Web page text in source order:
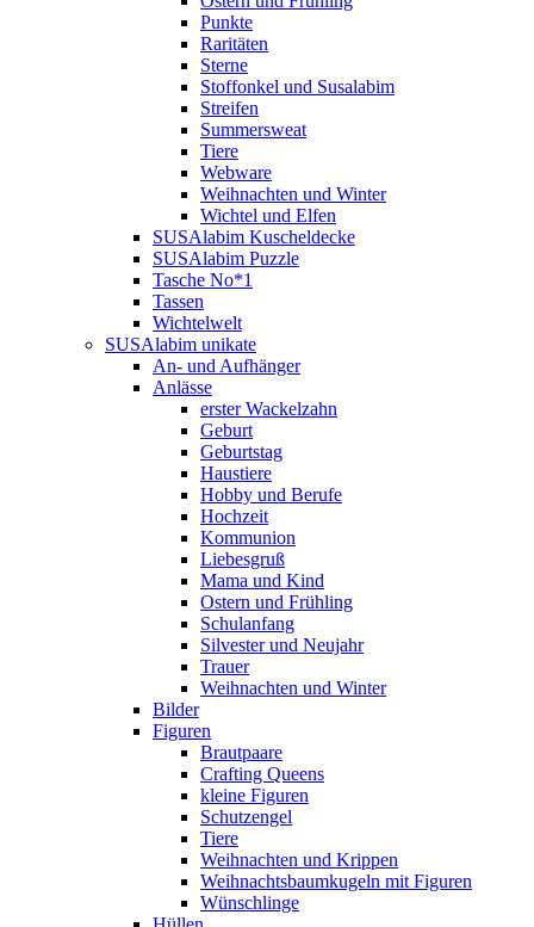
Punkte
Raritäten
Sterne
Stoffonkel und Susalabim
Streifen
Summersweat
Tiere
Webware
Weihnachten und Winter
Wichtel und Elfen
SUSAlabim Kuscheldecke
SUSAlabim Puzzle
Tasche No*1
Tassen
Wichtelwelt
SUSAlabim unikate
An- und Aufhänger
Anlässe
erster Wackelzahn
Geburt
Geburtstag
Haustiere
Hobby und Berufe
Hochzeit
Kommunion
Liebesgruß
Mama und Kind
Ostern und Frühling
Schulanfang
Silvester und Neujahr
Trauer
Weihnachten und Winter
Bilder
Figuren
Brautpaare
Crafting Queens
kleine Figuren
Schutzengel
Tiere
Weihnachten und Krippen
Weihnachtsbaumkugeln mit Figuren
Wünschlinge